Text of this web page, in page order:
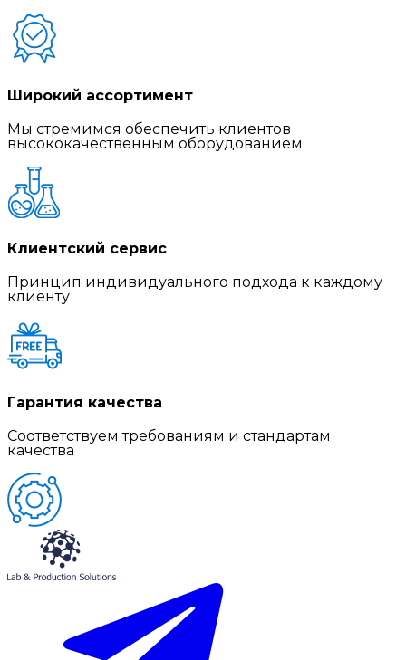
Широкий ассортимент
Мы стремимся обеспечить клиентов
высококачественным оборудованием
Клиентский сервис
Принцип индивидуального подхода к каждому
клиенту
Гарантия качества
Соответствуем требованиям и стандартам
качества